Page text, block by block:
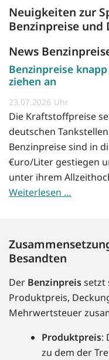
Neuigkeiten zur
Benzinpreise und
News
Benzinpreise
ziehen an
23.07.2026
Die Kraftstoffpreise
deutschen
Benzinpreise sind in
€uro/Liter gestiegen
unter ihrem
Weiterlesen …
Besandten
Der Benzinpreissetzt
Produktpreis,
Mehrwertsteuer
Produktpreis:
zu dem der